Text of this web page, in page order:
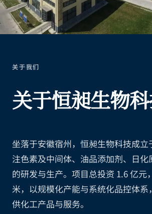
关于我们
关于恒昶生物
坐落于安徽宿州，恒昶生物科技成立
注色素及中间体、油品添加剂、日
的研发与生产。项目总投资 1.6 亿元
米，以规模化产能与系统化品控体系
供化工产品与服务。